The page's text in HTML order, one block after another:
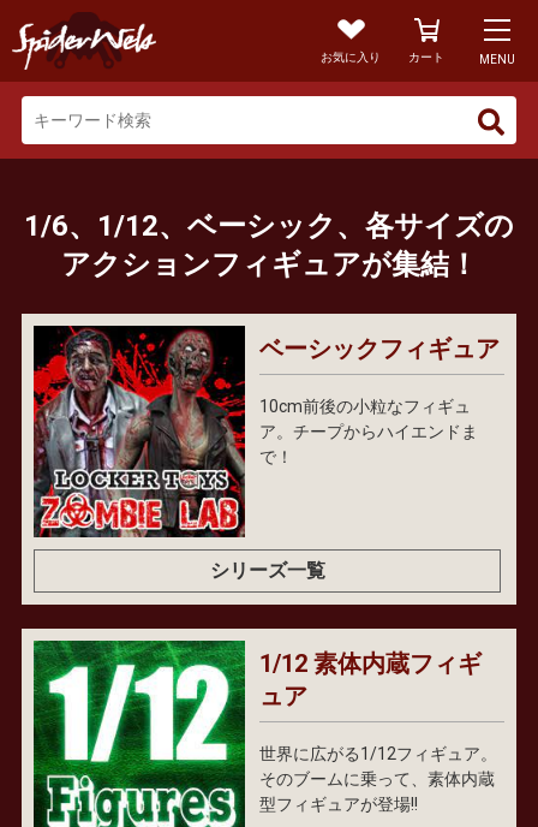
お気に入り カート MENU
1/6、1/12、ベーシック、各サイズの
アクションフィギュアが集結！
ベーシックフィギュア
10cm前後の小粒なフィギュ
ア。チープからハイエンドま
で！
シリーズ一覧
1/12 素体内蔵フィギ
ュア
世界に広がる1/12フィギュア。
そのブームに乗って、素体内蔵
型フィギュアが登場!!